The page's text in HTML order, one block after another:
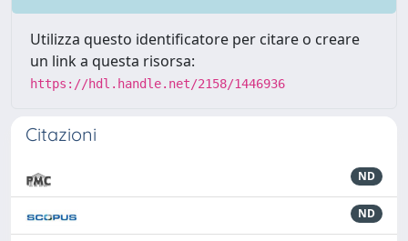
Utilizza questo identificatore per citare o creare
un link a questa risorsa:
https://hdl.handle.net/2158/1446936
Citazioni
ND
ND